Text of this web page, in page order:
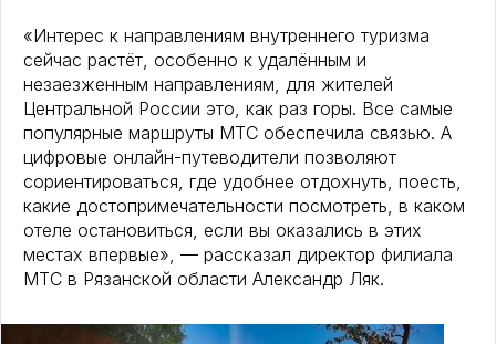
«Интерес к направлениям внутреннего туризма
сейчас растёт, особенно к удалённым и
незаезженным направлениям, для жителей
Центральной России это, как раз горы. Все самые
популярные маршруты МТС обеспечила связью. А
цифровые онлайн-путеводители позволяют
сориентироваться, где удобнее отдохнуть, поесть,
какие достопримечательности посмотреть, в каком
отеле остановиться, если вы оказались в этих
местах впервые», — рассказал директор филиала
МТС в Рязанской области Александр Ляк.